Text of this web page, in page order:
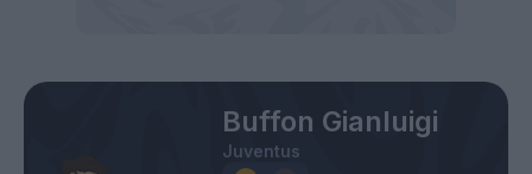
Buffon Gianluigi
Juventus